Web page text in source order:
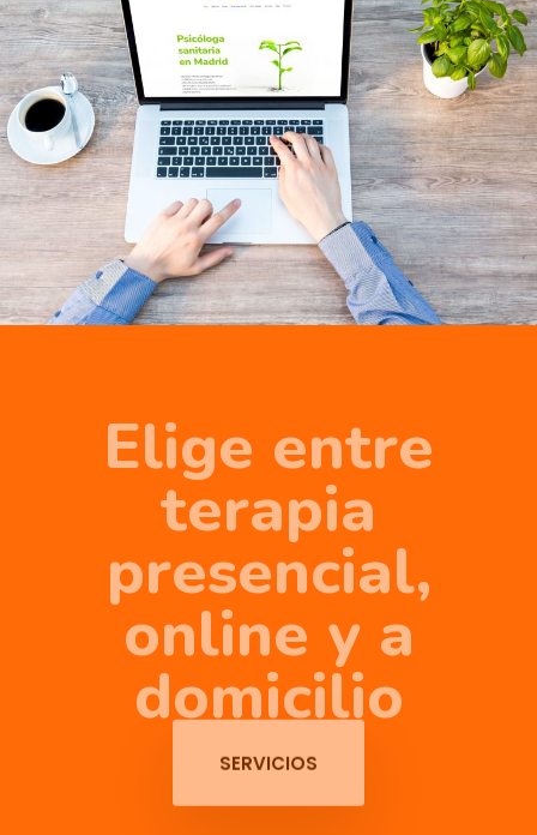
Elige entre
terapia
presencial,
online y a
domicilio